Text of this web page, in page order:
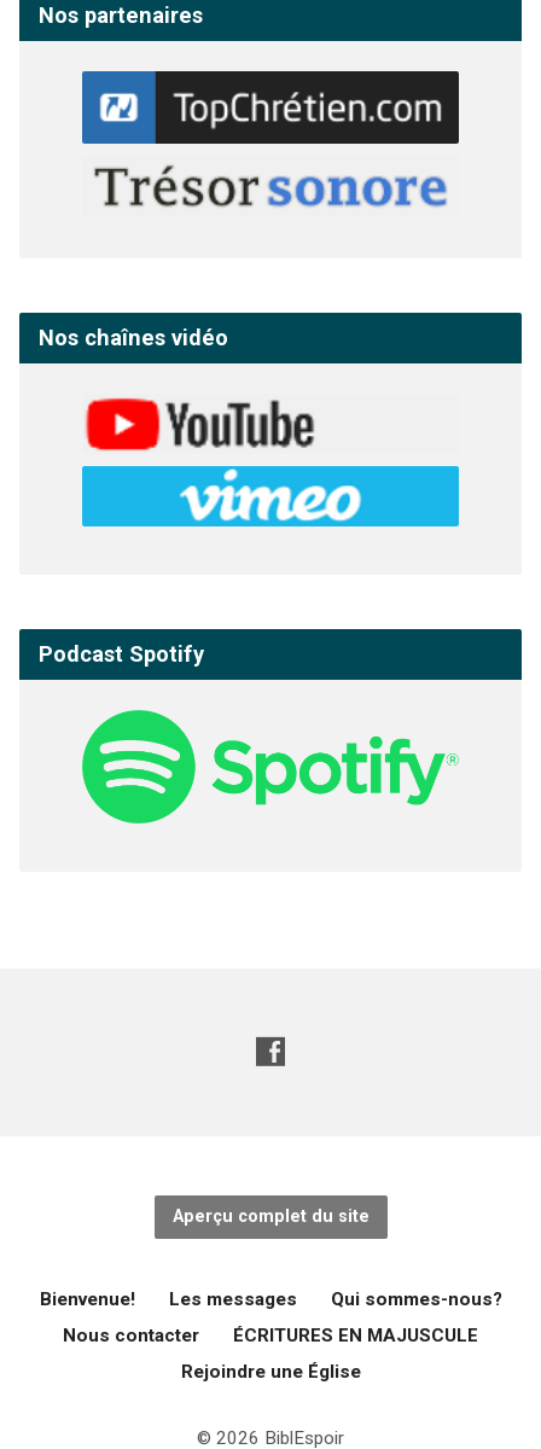
Nos partenaires
Nos chaînes vidéo
Podcast Spotify
Aperçu complet du site
Bienvenue! Les messages
Qui sommes-nous?
Nous contacter
ÉCRITURES EN MAJUSCULE
Rejoindre une Église
© 2026 BiblEspoir